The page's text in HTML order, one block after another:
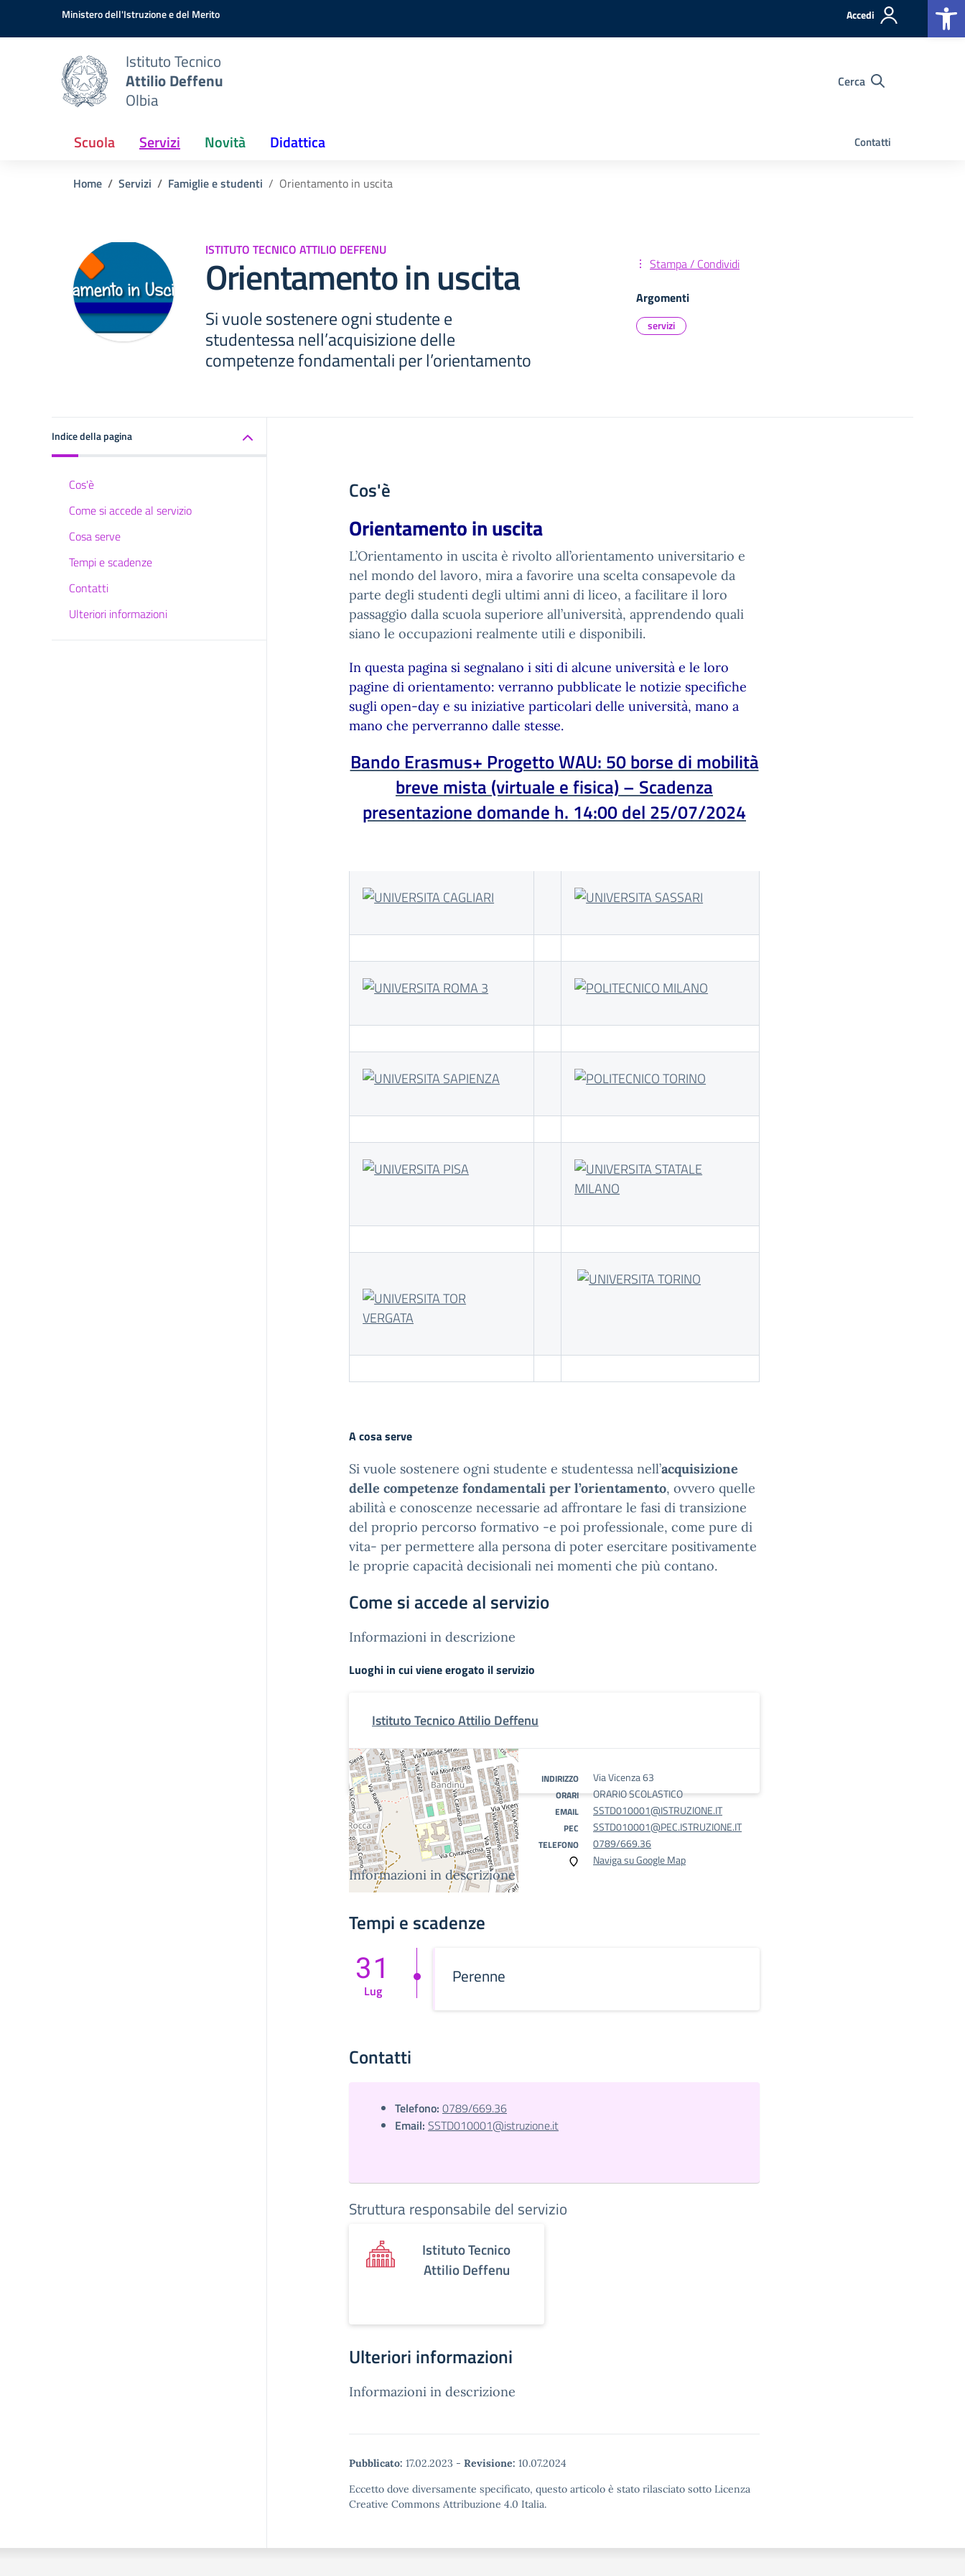
Vai ai contenuti
Vai al menu di navigazioneMinistero dell'Istruzione e del Merito Accedi
Istituto Tecnico
Attilio Deffenu
Olbia
Cerca
Scuola Servizi Novità Didattica Contatti
Home Servizi Famiglie e studenti Orientamento in uscita
ISTITUTO TECNICO ATTILIO DEFFENU
Orientamento in uscita
Si vuole sostenere ogni studente e
studentessa nell’acquisizione delle
competenze fondamentali per l’orientamento
Stampa / Condividi
Argomenti
servizi
Indice della pagina
Cos'è
Come si accede al servizio
Cosa serve
Tempi e scadenze
Contatti
Ulteriori informazioni
Cos'è
Orientamento in uscita
L’Orientamento in uscita è rivolto all’orientamento universitario e
nel mondo del lavoro, mira a favorire una scelta consapevole da
parte degli studenti degli ultimi anni di liceo, a facilitare il loro
passaggio dalla scuola superiore all’università, apprendendo quali
siano le occupazioni realmente utili e disponibili.
In questa pagina si segnalano i siti di alcune università e le loro
pagine di orientamento: verranno pubblicate le notizie specifiche
sugli open-day e su iniziative particolari delle università, mano a
mano che perverranno dalle stesse.
Bando Erasmus+ Progetto WAU: 50 borse di mobilità
breve mista (virtuale e fisica) – Scadenza
presentazione domande h. 14:00 del 25/07/2024
A cosa serve
Si vuole sostenere ogni studente e studentessa nell’acquisizione
delle competenze fondamentali per l’orientamento, ovvero quelle
abilità e conoscenze necessarie ad affrontare le fasi di transizione
del proprio percorso formativo -e poi professionale, come pure di
vita- per permettere alla persona di poter esercitare positivamente
le proprie capacità decisionali nei momenti che più contano.
Come si accede al servizio
Informazioni in descrizione
Luoghi in cui viene erogato il servizio
Istituto Tecnico Attilio Deffenu
INDIRIZZO Via Vicenza 63
ORARI ORARIO SCOLASTICO
EMAIL SSTD010001@ISTRUZIONE.IT
PEC SSTD010001@PEC.ISTRUZIONE.IT
TELEFONO
0789/669.36
Naviga su Google Map
Cosa serve
Informazioni in descrizione
Tempi e scadenze
Perenne
31
Lug
Contatti
Telefono: 0789/669.36
Email: SSTD010001@istruzione.it
Struttura responsabile del servizio
Istituto Tecnico
Attilio Deffenu
Ulteriori informazioni
Informazioni in descrizione
Pubblicato: 17.02.2023 - Revisione: 10.07.2024
Eccetto dove diversamente specificato, questo articolo è stato rilasciato sotto Licenza
Creative Commons Attribuzione 4.0 Italia.